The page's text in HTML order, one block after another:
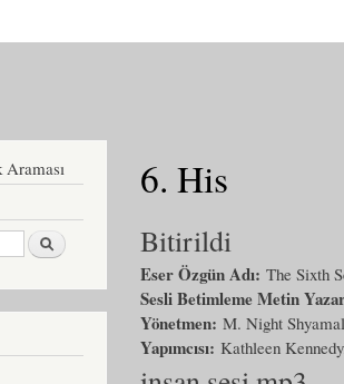
Araması 6. His
Bitirildi
Eser Özgün Adı: The Sixth
Sesli Betimleme Metin
Yönetmen: M. Night
Yapımcısı: Kathleen